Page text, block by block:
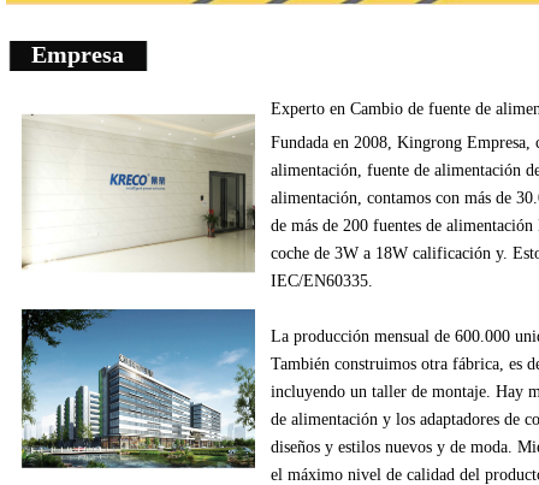
Empresa
Experto en Cambio de fuente de
Fundada en 2008 Kingrong Empresa,
alimentación , fuente de alimentación
alimentación contamos con más de
de más de 200 fuentes de alimentación
coche de 3W a 18W calificación y.
IEC/EN60335
La producción mensual de 600.000
También construimos otra fábrica , es
incluyendo un taller de montaje Hay
de alimentación y los adaptadores de
diseños y estilos nuevos y de moda.
el máximo nivel de calidad del